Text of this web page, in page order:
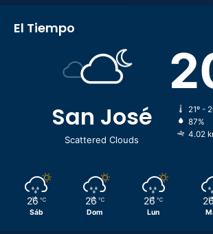
El Tiempo
San José
Scattered Clouds
21º -
87%
4.02
26 ℃
Sáb
26 ℃
Dom
26 ℃
Lun
26